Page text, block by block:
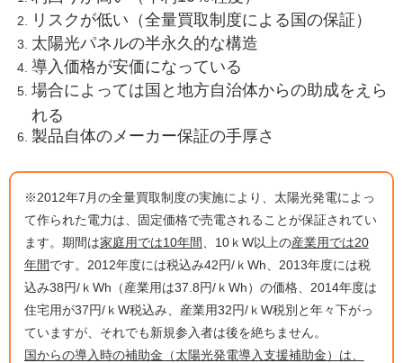
リスクが低い（全量買取制度による国の保証）
太陽光パネルの半永久的な構造
導入価格が安価になっている
場合によっては国と地方自治体からの助成をえら
れる
製品自体のメーカー保証の手厚さ
※2012年7月の全量買取制度の実施により、太陽光発電によっ
て作られた電力は、固定価格で売電されることが保証されてい
ます。期間は家庭用では10年間 、10ｋW以上の産業用では20
年間です。2012年度には税込み42円/ｋWh、2013年度には税
込み38円/ｋWh（産業用は37.8円/ｋWh）の価格、2014年度は
住宅用が37円/ｋW税込み、産業用32円/ｋW税別と年々下がっ
ていますが、それでも新規参入者は後を絶ちません。
国からの導入時の補助金（太陽光発電導入支援補助金）は、